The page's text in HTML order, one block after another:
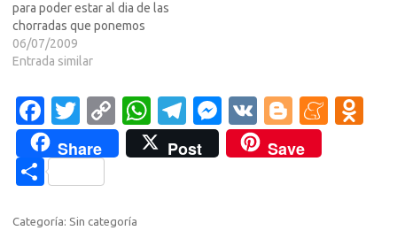
para poder estar al dia de las
chorradas que ponemos
aqui, ya nos teneis tambien
en Twitter. Solo teneis que
usuario Angeloso69 , o lo
que es lo mismo, un
servidor.Asi que si no…
06/07/2009
Entrada similar
Fa
c
e
b
o
T
w
it
te
r
C
o
p
Li
W
h
at
T
el
e
M
es
se
V
K
Bl
o
g
M
Share Post Save
C
m
Categoría: Sin categoría